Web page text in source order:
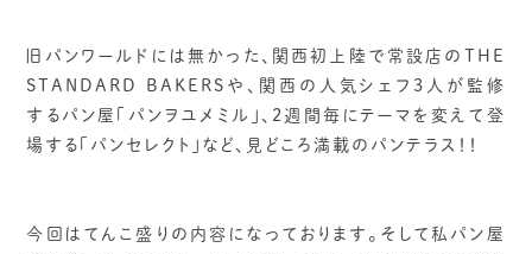
旧パンワールドには無かった、関西初上陸で常設店のTHE
STANDARD BAKERSや、関西の人気シェフ3人が監修
するパン屋「パンヲユメミル」、2週間毎にテーマを変えて登
場する「パンセレクト」など、見どころ満載のパンテラス！！
今回はてんこ盛りの内容になっております。そして私パン屋